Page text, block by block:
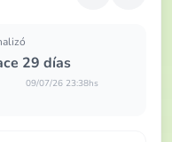
29 días
09/07/26 23:38hs